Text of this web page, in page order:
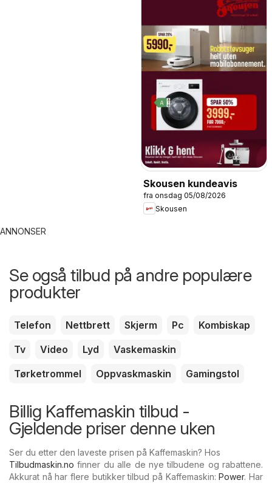
Skousen kundeavis
fra onsdag 05/08/2026
Skousen
ANNONSER
Se også tilbud på andre populære
produkter
Telefon Nettbrett Skjerm Pc
Kombiskap
Tv
Video Lyd
Vaskemaskin
Tørketrommel
Oppvaskmaskin Gamingstol
Billig Kaffemaskin tilbud -
Gjeldende priser denne uken
Ser du etter den laveste prisen på Kaffemaskin? Hos
Tilbudmaskin.no finner du alle de nye tilbudene og rabattene.
Akkurat nå har flere butikker tilbud på Kaffemaskin: Power. Har